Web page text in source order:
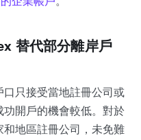
替代部分離岸戶
只接受當地註冊公司或
開戶的機會較低。對於
地區註冊公司，未免難